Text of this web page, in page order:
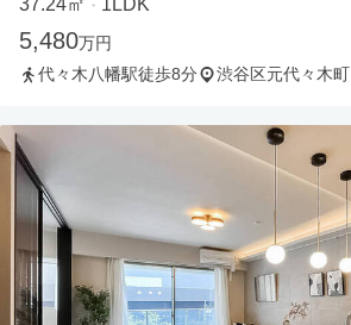
37.24㎡ ・ 1LDK
5,480万円
代々木八幡駅徒歩8分
渋谷区元代々木町